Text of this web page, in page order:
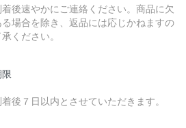
後速やかにご連絡ください。商品に欠
場合を除き、返品には応じかねますの
ください。
後７日以内とさせていただきます。